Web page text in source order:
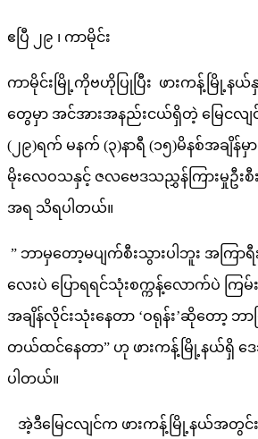
ဧပြီ ၂၉ ၊ ကာမိုင်း
ကာမိုင်းမြို့ကိုဗဟိုပြုပြီး ဖားကန့်မြို့နယ်
တွေမှာ အင်အားအနည်းငယ်ရှိတဲ့ မြေငလ
(၂၉)ရက် မနက် (၃)နာရီ (၁၅)မိနစ်အခ
မိုးလေဝသနှင့် ဇလဗေဒသညွှန်ကြားမှုဦးစီ
အရ သိရပါတယ်။
” ဘာမှတော့မပျက်စီးသွားပါဘူး အကြ
လေးပဲ ပြောရရင်သုံးစက္ကန့်လောက်ပဲ ကြ
အချိန်လိုင်းသုံးနေတာ ‘ဝရုန်း’ဆိုတော့ ဘာ
တယ်ထင်နေတာ” ဟု ဖားကန့်မြို့နယ်ရှိ ဒေ
ပါတယ်။
အဲ့ဒီမြေငလျင်က ဖားကန့်မြို့နယ်အတွင်းရှိ